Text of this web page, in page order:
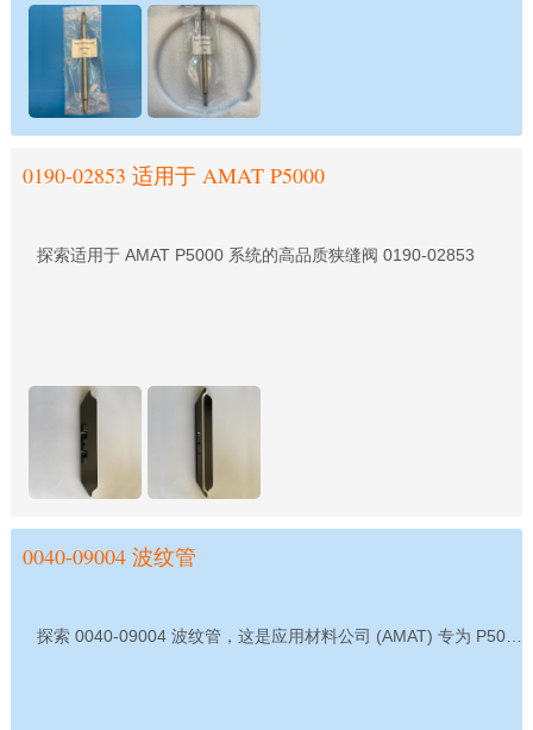
0190-02853 适用于 AMAT P5000
探索适用于 AMAT P5000 系统的高品质狭缝阀 0190-02853
0040-09004 波纹管